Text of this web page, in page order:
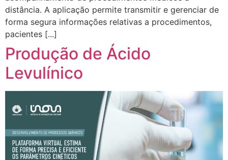
distância. A aplicação permite transmitir e gerenciar de
forma segura informações relativas a procedimentos,
pacientes [...]
Produção de Ácido
Levulínico